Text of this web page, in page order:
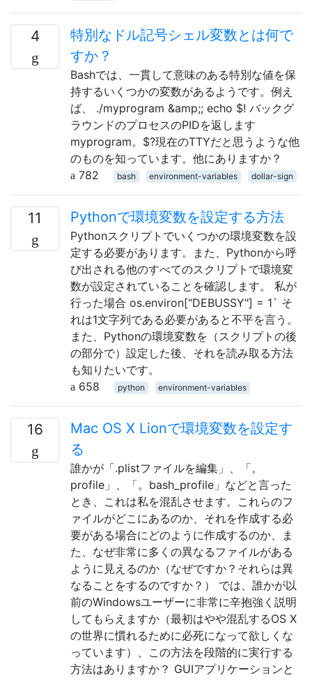
4
特別なドル記号シェル変数とは何で
すか？
Bashでは、一貫して意味のある特別な値を保
持するいくつかの変数があるようです。例え
ば、 ./myprogram &amp;; echo $! バックグ
ラウンドのプロセスのPIDを返します
myprogram。$?現在のTTYだと思うような他
のものを知っています。他にありますか？
782
bash environment-variables dollar-sign
11 Pythonで環境変数を設定する方法
Pythonスクリプトでいくつかの環境変数を設
定する必要があります。また、Pythonから呼
び出される他のすべてのスクリプトで環境変
数が設定されていることを確認します。 私が
行った場合 os.environ["DEBUSSY"] = 1` そ
れは1文字列である必要があると不平を言う。
また、Pythonの環境変数を（スクリプトの後
の部分で）設定した後、それを読み取る方法
も知りたいです。
658
python environment-variables
16
Mac OS X Lionで環境変数を設定す
る
誰かが「.plistファイルを編集」、「。
profile」、「。bash_profile」などと言った
とき、これは私を混乱させます。これらのフ
ァイルがどこにあるのか、それを作成する必
要がある場合にどのように作成するのか、ま
た、なぜ非常に多くの異なるファイルがある
ように見えるのか（なぜですか？それらは異
なることをするのですか？） では、誰かが以
前のWindowsユーザーに非常に辛抱強く説明
してもらえますか（最初はやや混乱するOS X
の世界に慣れるために必死になって欲しくな
っています）、この方法を段階的に実行する
方法はありますか？ GUIアプリケーションと